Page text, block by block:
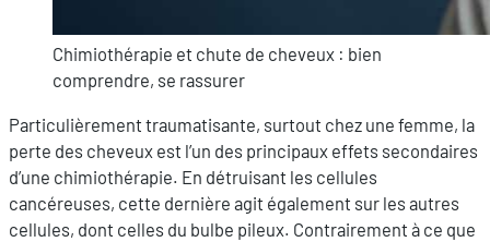
Chimiothérapie et chute de cheveux : bien
comprendre, se rassurer
Particulièrement traumatisante, surtout chez une femme, la
perte des cheveux est l’un des principaux effets secondaires
d’une chimiothérapie. En détruisant les cellules
cancéreuses, cette dernière agit également sur les autres
cellules, dont celles du bulbe pileux. Contrairement à ce que